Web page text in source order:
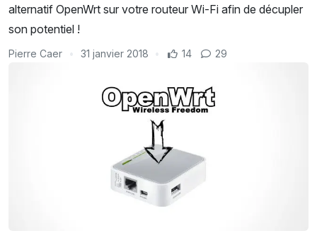
alternatif OpenWrt sur votre routeur Wi-Fi afin de décupler
son potentiel !
Pierre Caer 31 janvier 2018 14 29